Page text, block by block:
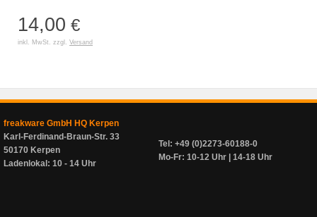
14,00 €
inkl. MwSt. zzgl. Versand
freakware GmbH HQ Kerpen
Karl-Ferdinand-Braun-Str. 33
50170 Kerpen
Ladenlokal: 10 - 14 Uhr
Tel: +49 (0)2273-60188-0
Mo-Fr: 10-12 Uhr | 14-18 Uhr